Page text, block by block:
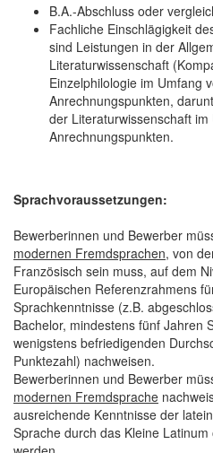
B.A.-Abschluss oder
Fachliche Einschlägigkeit
sind Leistungen in der
Literaturwissenschaft
Einzelphilologie im Umfang
Anrechnungspunkten,
der Literaturwissenschaft
Anrechnungspunkten.
Sprachvoraussetzungen:
Bewerberinnen und Bewerber
modernen Fremdsprachen, von
Französisch sein muss, auf dem
Europäischen Referenzrahmens
Sprachkenntnisse (z.B.
Bachelor, mindestens fünf Jahren
wenigstens befriedigenden
Punktezahl) nachweisen.
Bewerberinnen und Bewerber
modernen Fremdsprache
ausreichende Kenntnisse der
Sprache durch das Kleine